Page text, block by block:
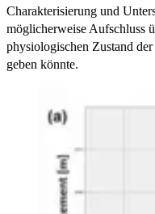
Charakterisierung und
möglicherweise Aufschluss
physiologischen Zustand
geben könnte.